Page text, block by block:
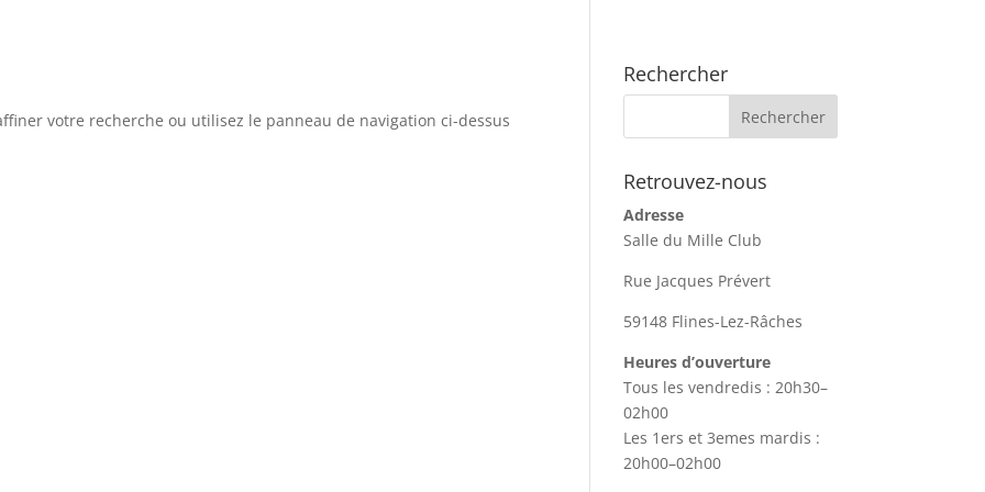
votre recherche ou utilisez le panneau de navigation ci-dessus
Rechercher
Retrouvez-nous
Adresse
Salle du Mille Club
Rue Jacques Prévert
59148 Flines-Lez-Râches
Heures d’ouverture
Tous les vendredis : 20h30–
02h00
Les 1ers et 3emes mardis :
20h00–02h00